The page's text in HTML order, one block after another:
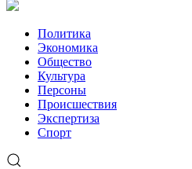
Политика
Экономика
Общество
Культура
Персоны
Происшествия
Экспертиза
Спорт